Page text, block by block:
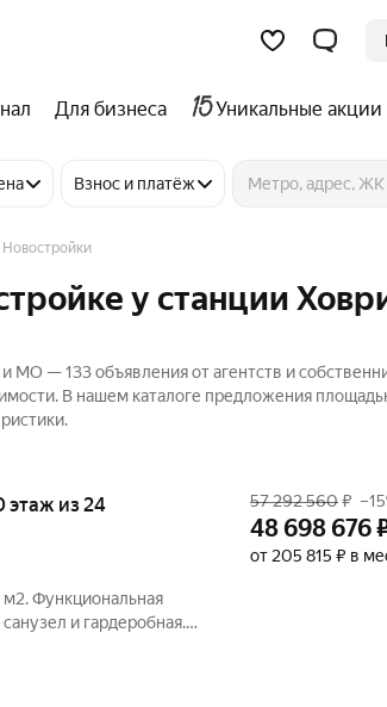
Для бизнеса Уникальные акции
Взнос и платёж
Новостройки
у станции
МО — 133 объявления от агентств и
В нашем каталоге предложения
этаж из 24
Функциональная
и гардеробная.
составит 8 593
57 292 560₽
48 698 676
от 205 815 ₽ в